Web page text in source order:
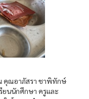
คุณอาภัสรา ชาพิทักษ์
ยนนักศึกษา ครูและ